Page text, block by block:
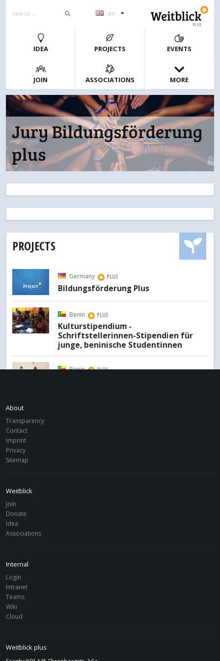
en
PLUS
IDEA PROJECTS EVENTS
JOIN ASSOCIATIONS MORE
Jury Bildungsförderung
plus
PROJECTS
Project
Germany PLUS
Bildungsförderung Plus
Benin PLUS
Kulturstipendium -
Schriftstellerinnen-Stipendien für
junge, beninische Studentinnen
Benin PLUS
TEAMS
About
Transparency
Contact
Imprint
Privacy
Sitemap
Weitblick
Join
Donate
Idea
Associations
Internal
Login
Intranet
Teams
Wiki
Cloud
Weitblick plus